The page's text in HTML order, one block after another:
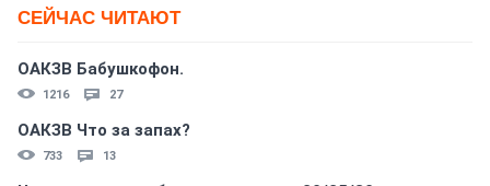
СЕЙЧАС ЧИТАЮТ
ОАКЗВ Бабушкофон.
1216 27
ОАКЗВ Что за запах?
733 13